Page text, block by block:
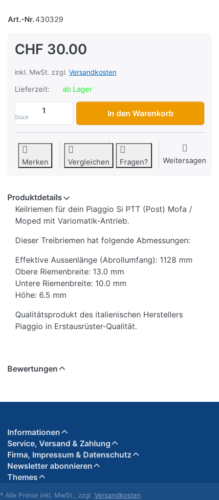
Art.-Nr.430329
CHF 30.00
inkl. MwSt. zzgl. Versandkosten
Lieferzeit: ab Lager
Stück
Keilriemen Piaggio SI PTT Vario,
In den Warenkorb
Merken Vergleichen Fragen? Weitersagen
Produktdetails
Keilriemen für dein Piaggio Si PTT (Post) Mofa /
Moped mit Variomatik-Antrieb.
Dieser Treibriemen hat folgende Abmessungen:
Effektive Aussenlänge (Abrollumfang): 1128 mm
Obere Riemenbreite: 13.0 mm
Untere Riemenbreite: 10.0 mm
Höhe: 6.5 mm
Qualitätsprodukt des italienischen Herstellers
Piaggio in Erstausrüster-Qualität.
Bewertungen
Informationen
Service, Versand & Zahlung
Firma, Impressum & Datenschutz
Newsletter abonnieren
Themes
* Alle Preise inkl. MwSt., zzgl. Versandkosten